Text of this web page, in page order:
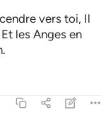
vers toi, Il
les Anges en